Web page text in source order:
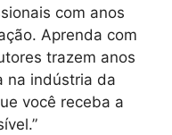
com anos
Aprenda com
trazem anos
na indústria da
você receba a